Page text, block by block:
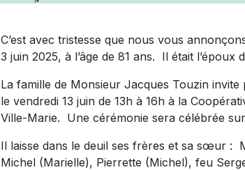
C’est avec tristesse que nous vous
3 juin 2025, à l’âge de 81 ans. Il était l’époux
La famille de Monsieur Jacques Touzin
le vendredi 13 juin de 13h à 16h à la
Ville-Marie. Une cérémonie sera célébrée
Il laisse dans le deuil ses frères et sa sœur :
Michel (Marielle), Pierrette (Michel), feu